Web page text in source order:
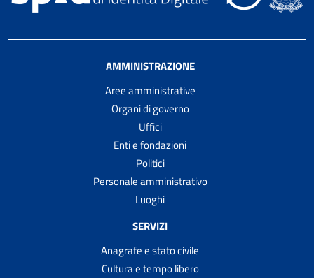
AMMINISTRAZIONE
Aree amministrative
Organi di governo
Uffici
Enti e fondazioni
Politici
Personale amministrativo
Luoghi
SERVIZI
Anagrafe e stato civile
Cultura e tempo libero